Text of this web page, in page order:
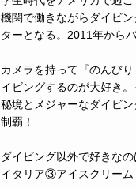
機関で働きながらダイビ
ターとなる。2011年からバ
カメラを持って『のんび
イビングするのが大好き
秘境とメジャーなダイビ
制覇！
ダイビング以外で好きな
イタリア③アイスクリーム